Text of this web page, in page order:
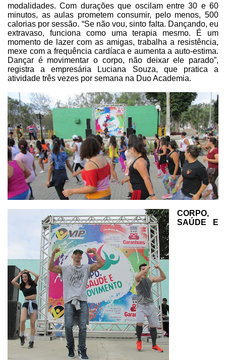
modalidades. Com durações que oscilam entre 30 e60
minutos, as aulas prometem consumir, pelo menos, 500
calorias por sessão. “Se não vou, sinto falta. Dançando, eu
extravaso, funciona como uma terapia mesmo. É um
momento de lazer com as amigas, trabalha a resistência,
mexe com a frequência cardíaca e aumenta a auto-estima.
Dançar é movimentar ocorpo, não deixar ele parado”,
registra a empresária Luciana Souza, quepratica a
atividade três vezes por semana na Duo Academia.
CORPO,
SAÚDE E